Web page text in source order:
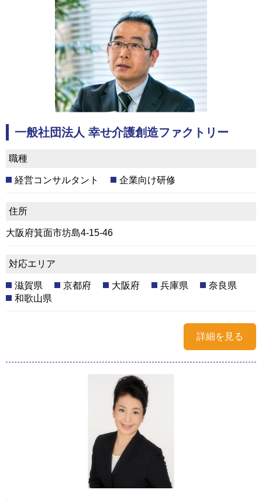
一般社団法人 幸せ介護創造ファクトリー
職種
経営コンサルタント 企業向け研修
住所
大阪府箕面市坊島4-15-46
対応エリア
滋賀県 京都府 大阪府 兵庫県
奈良県
和歌山県
詳細を見る